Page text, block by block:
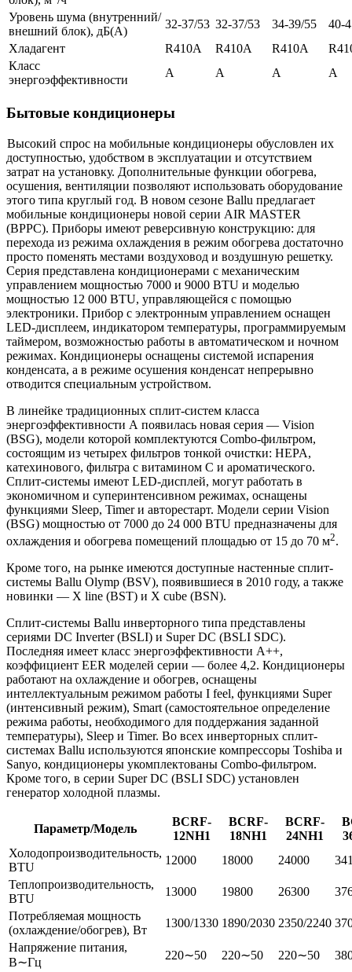
Уровень шума (внутренний/
внешний блок), дБ(А)
32-37/53 32-37/53 34-39/55
40-
Хладагент
R410A R410A R410A
Класс
энергоэффективности
A A A A
Бытовые кондиционеры
Высокий спрос на мобильные кондиционеры обусловлен их
доступностью, удобством в эксплуатации и отсутствием
затрат на установку. Дополнительные функции обогрева,
осушения, вентиляции позволяют использовать оборудование
этого типа круглый год. В новом сезоне Ballu предлагает
мобильные кондиционеры новой серии AIR MASTER
(BPPC). Приборы имеют реверсивную конструкцию: для
перехода из режима охлаждения в режим обогрева достаточно
просто поменять местами воздуховод и воздушную решетку.
Серия представлена кондиционерами с механическим
управлением мощностью 7000 и 9000 BTU и моделью
мощностью 12 000 BTU, управляющейся с помощью
электроники. Прибор с электронным управлением оснащен
LED-дисплеем, индикатором температуры, программируемым
таймером, возможностью работы в автоматическом и ночном
режимах. Кондиционеры оснащены системой испарения
конденсата, а в режиме осушения конденсат непрерывно
отводится специальным устройством.
В линейке традиционных сплит-систем класса
энергоэффективности А появилась новая серия — Vision
(BSG), модели которой комплектуются Combo-фильтром,
состоящим из четырех фильтров тонкой очистки: HEPA,
катехинового, фильтра с витамином С и ароматического.
Сплит-системы имеют LED-дисплей, могут работать в
экономичном и суперинтенсивном режимах, оснащены
функциями Sleep, Timer и авторестарт. Модели серии Vision
(BSG) мощностью от 7000 до 24 000 BTU предназначены для
охлаждения и обогрева помещений площадью от 15 до 70 м2.
Кроме того, на рынке имеются доступные настенные сплит-
системы Ballu Olymp (BSV), появившиеся в 2010 году, а также
новинки — X line (BST) и X cube (BSN).
Сплит-системы Ballu инверторного типа представлены
сериями DC Inverter (BSLI) и Super DC (BSLI SDC).
Последняя имеет класс энергоэффективности А++,
коэффициент EER моделей серии — более 4,2. Кондиционеры
работают на охлаждение и обогрев, оснащены
интеллектуальным режимом работы I feel, функциями Super
(интенсивный режим), Smart (самостоятельное определение
режима работы, необходимого для поддержания заданной
температуры), Sleep и Timer. Во всех инверторных сплит-
системах Ballu используются японские компрессоры Toshiba и
Sanyo, кондиционеры укомплектованы Combo-фильтром.
Кроме того, в серии Super DC (BSLI SDC) установлен
генератор холодной плазмы.
Параметр/Модель
BCRF-
12NH1
BCRF-
18NH1
BCRF-
24NH1
Холодопроизводительность,
BTU
12000 18000 24000
Теплопроизводительность,
BTU
13000 19800 26300
Потребляемая мощность
(охлаждение/обогрев), Вт
1300/1330 1890/2030 2350/2240
Напряжение питания,
В∼Гц
220∼50 220∼50 220∼50